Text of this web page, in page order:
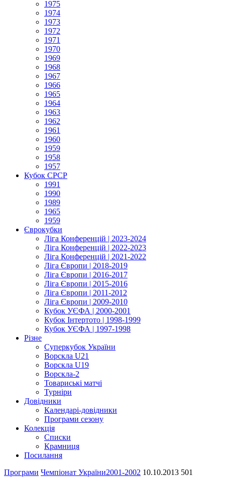
1975
1974
1973
1972
1971
1970
1969
1968
1967
1966
1965
1964
1963
1962
1961
1960
1959
1958
1957
Кубок СРСР
1991
1990
1989
1965
1959
Єврокубки
Ліга Конференцій | 2023-2024
Ліга Конференцій | 2022-2023
Ліга Конференцій | 2021-2022
Ліга Європи | 2018-2019
Ліга Європи | 2016-2017
Ліга Європи | 2015-2016
Ліга Європи | 2011-2012
Ліга Європи | 2009-2010
Кубок УЄФА | 2000-2001
Кубок Інтертото | 1998-1999
Кубок УЄФА | 1997-1998
Різне
Суперкубок України
Ворскла U21
Ворскла U19
Ворскла-2
Товариські матчі
Турніри
Довідники
Календарі-довідники
Програми сезону
Колекція
Списки
Крамниця
Посилання
Програми Чемпіонат України2001-2002 10.10.2013 501